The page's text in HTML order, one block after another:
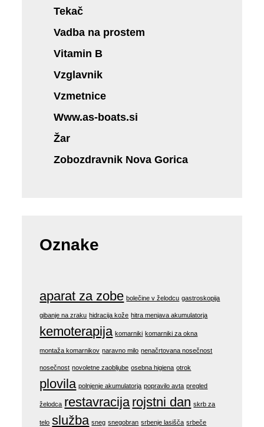
Tekač
Vadba na prostem
Vitamin B
Vzglavnik
Vzmetnice
Www.as-boats.si
Žar
Zobozdravnik Nova Gorica
Oznake
aparat za zobe bolečine v želodcu gastroskopija
gibanje na zraku hidracija kože hitra menjava akumulatorja
kemoterapija komarniki komarniki za okna
montaža komarnikov naravno milo nenačrtovana nosečnost
nosečnost novoletne zaobljube osebna higiena otrok
plovila polnjenje akumulatorja popravilo avta pregled
želodca restavracija rojstni dan skrb za
telo služba sneg snegobran srbenje lasišča srbeče